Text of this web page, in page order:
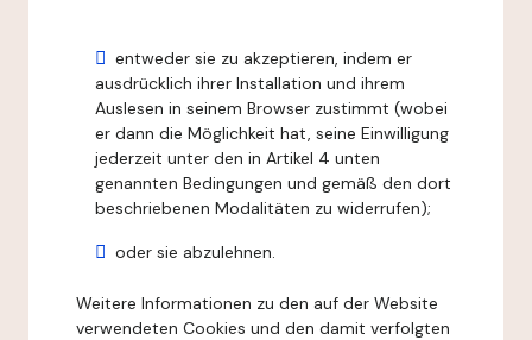
entweder sie zu akzeptieren, indem er
ausdrücklich ihrer Installation und ihrem
Auslesen in seinem Browser zustimmt (wobei
er dann die Möglichkeit hat, seine Einwilligung
jederzeit unter den in Artikel 4 unten
genannten Bedingungen und gemäß den dort
beschriebenen Modalitäten zu widerrufen);
oder sie abzulehnen.
Weitere Informationen zu den auf der Website
verwendeten Cookies und den damit verfolgten